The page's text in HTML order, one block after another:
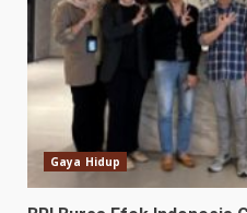
Gaya Hidup